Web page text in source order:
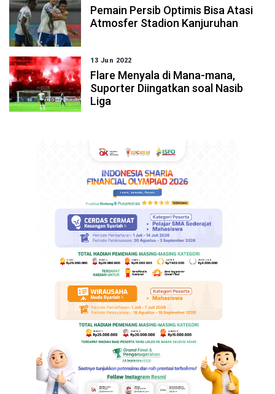
Pemain Persib Optimis Bisa Atasi
Atmosfer Stadion Kanjuruhan
13 Jun 2022
Flare Menyala di Mana-mana,
Suporter Diingatkan soal Nasib
Liga